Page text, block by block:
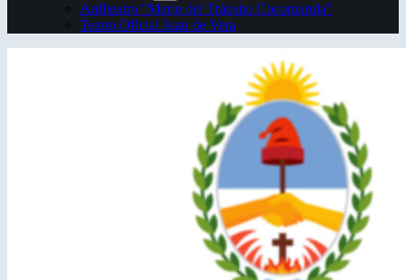
Anfiteatro “Mario del Tránsito Cocomarola”
Teatro Oficial Juan de Vera